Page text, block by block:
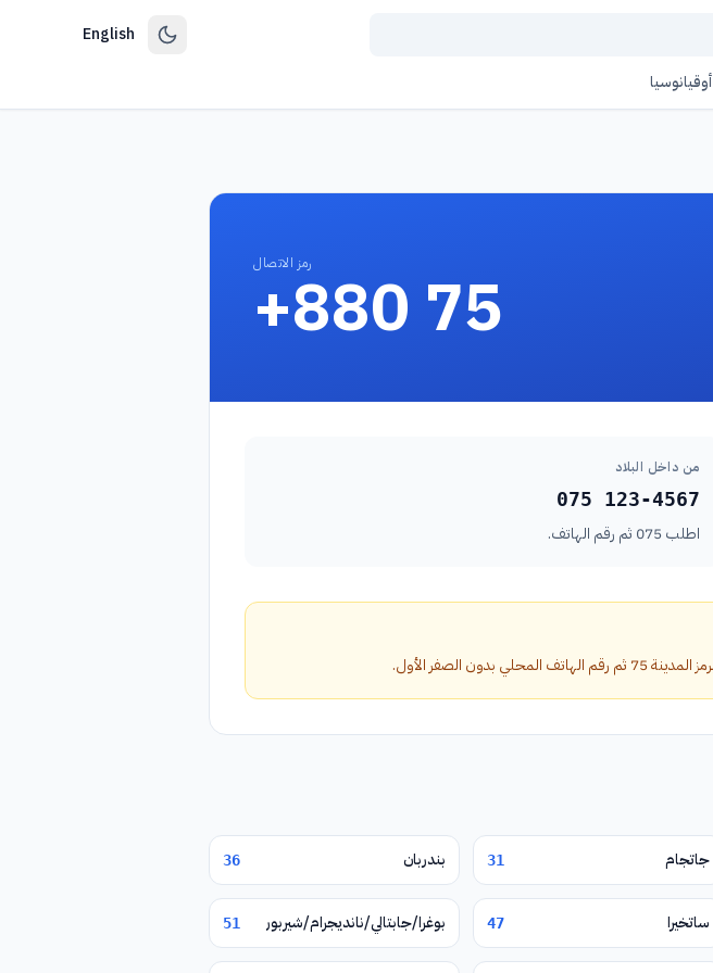
English
أوقيانوسيا
رمز الاتصال
+880 75
من داخل البلاد
075 123-4567
اطلب 075 ثم رقم الهاتف.
جاتجام 31 بندربان 36
ساتخيرا 47 بوغرا/جابتالي/نانديجرام/شيربور 51